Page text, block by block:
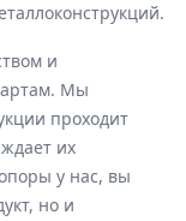
и
Мы
проходит
их
у нас, вы
но и